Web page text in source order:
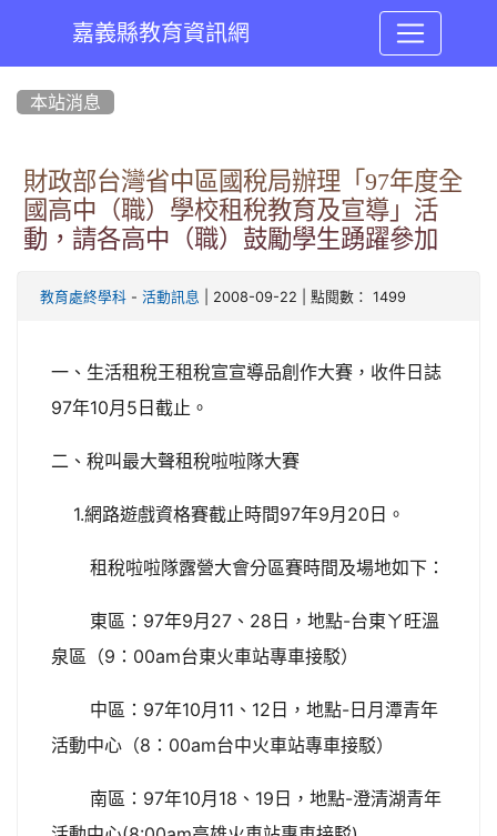
嘉義縣教育資訊網
本站消息
財政部台灣省中區國稅局辦理「97年度全
國高中（職）學校租稅教育及宣導」活
動，請各高中（職）鼓勵學生踴躍參加
教育處終學科 - 活動訊息 | 2008-09-22 | 點閱數： 1499
一、生活租稅王租稅宣宣導品創作大賽，收件日誌
97年10月5日截止。
二、稅叫最大聲租稅啦啦隊大賽
1.網路遊戲資格賽截止時間97年9月20日。
租稅啦啦隊露營大會分區賽時間及場地如下：
東區：97年9月27、28日，地點-台東ㄚ旺溫
泉區（9：00am台東火車站專車接駁）
中區：97年10月11、12日，地點-日月潭青年
活動中心（8：00am台中火車站專車接駁）
南區：97年10月18、19日，地點-澄清湖青年